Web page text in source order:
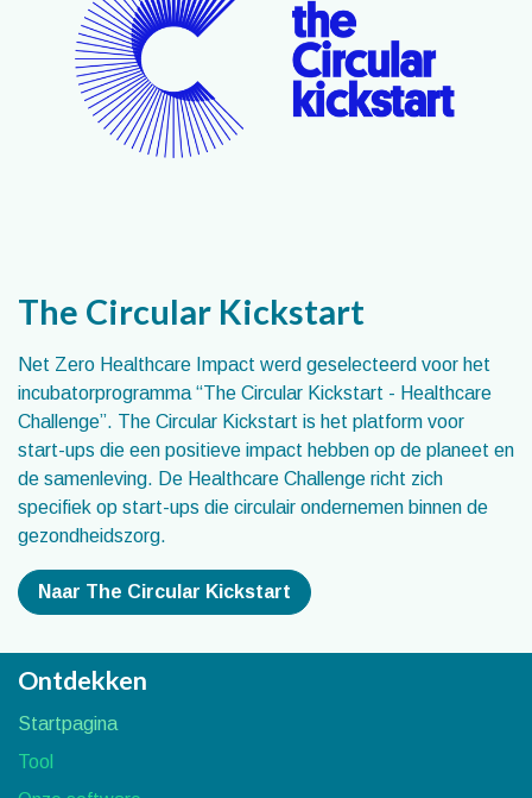
The Circular Kickstart
Net Zero Healthcare Impact werd geselecteerd voor het
incubatorprogramma “The Circular Kickstart - Healthcare
Challenge”. The Circular Kickstart is het platform voor
start-ups die een positieve impact hebben op de planeet en
de samenleving. De Healthcare Challenge richt zich
specifiek op start-ups die circulair ondernemen binnen de
gezondheidszorg.
Naar The Circular Kickstart
Ontdekken
Startpagina
Tool